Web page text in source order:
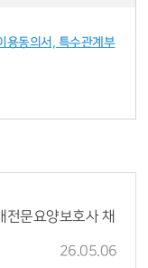
용동의서, 특수관계부
전문요양보호사 채
26.05.06